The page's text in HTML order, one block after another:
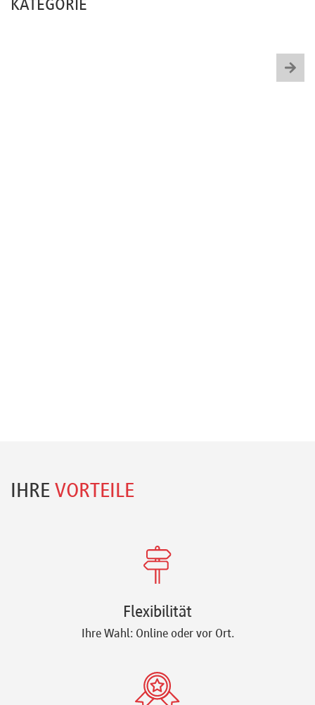
KATEGORIE
IHRE VORTEILE
Flexibilität
Ihre Wahl: Online oder vor Ort.